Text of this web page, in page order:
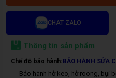
CHAT ZALO
Thông tin sản phẩm
Chế độ bảo hành:BẢO HÀNH SỬA
- Bảo hành hở keo, hở roong, bụi